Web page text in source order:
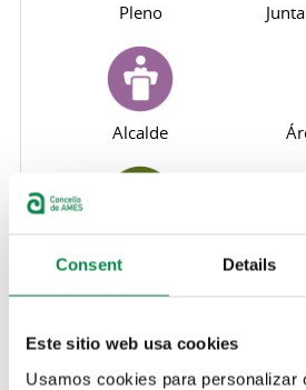
Consent Details
Este sitio web usa cookies
Usamos cookies para personalizar
Pleno
Alcalde
Departamentos municipales
Ofertas de empleo público